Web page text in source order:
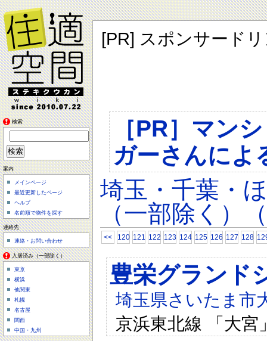
[PR] スポンサード
［PR］マン
ガーさんによ
埼玉・千葉・
（一部除く）
<< 120 121 122 123 124 125 126 127 128
豊栄グランド
埼玉県さいたま市
京浜東北線 「大宮
検索
案内
メインページ
最近更新したページ
ヘルプ
名前順で物件を探す
連絡先
連絡・お問い合わせ
入居済み（一部除く）
東京
横浜
他関東
札幌
名古屋
関西
中国・九州